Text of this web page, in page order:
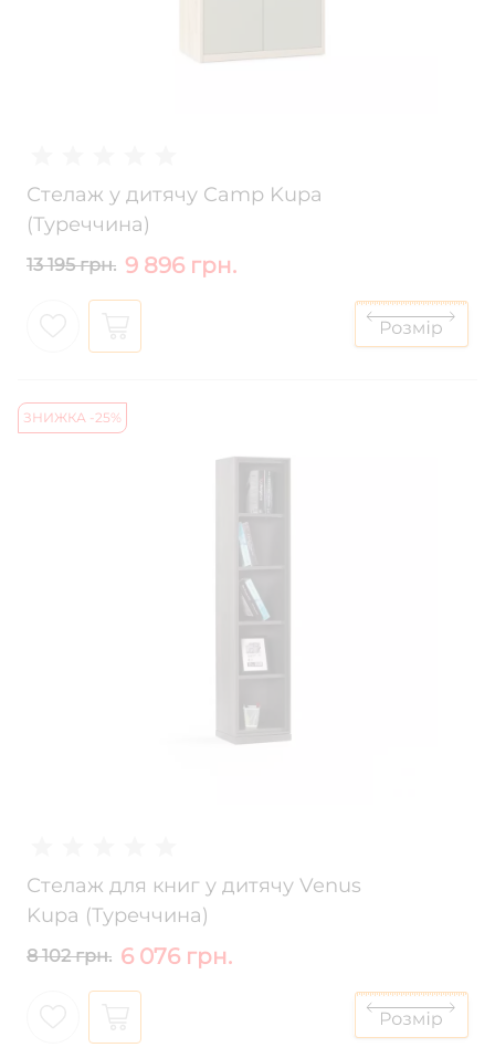
Стелаж у дитячу Camp Kupa
(Туреччина)
13 195 грн. 9 896 грн.
ЗНИЖКА -25%
Стелаж для книг у дитячу Venus
Kupa (Туреччина)
8 102 грн. 6 076 грн.